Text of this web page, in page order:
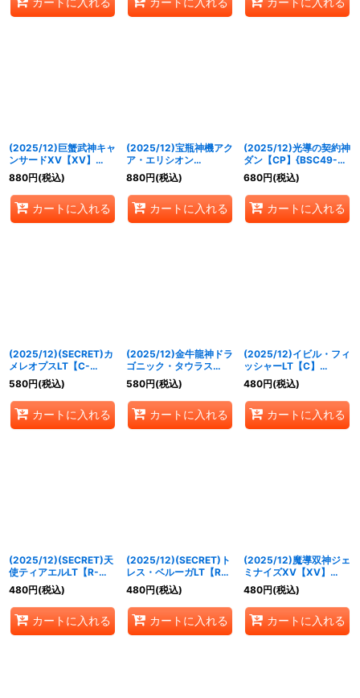
(2025/12)巨蟹武神キャ
ンサードXV【XV】
{BSC49-XV05}《緑》
880円(税込)
カートに入れる
(2025/12)宝瓶神機アク
ア・エリシオン
XV【XV】{BSC49-
XV07}《白》
880円(税込)
カートに入れる
(2025/12)光導の契約神
ダン【CP】{BSC49-
CP02}《多》
680円(税込)
カートに入れる
(2025/12)(SECRET)カ
メレオプスLT【C-
SEC】{BSC49-003}
《赤》
580円(税込)
カートに入れる
(2025/12)金牛龍神ドラ
ゴニック・タウラス
XV【XV】{BSC49-
XV01}《赤》
580円(税込)
カートに入れる
(2025/12)イビル・フィ
ッシャーLT【C】
{BSC49-057}《紫》
480円(税込)
カートに入れる
(2025/12)(SECRET)天
使ティアエルLT【R-
SEC】{BSC49-041}
《黄》
480円(税込)
カートに入れる
(2025/12)(SECRET)ト
レス・ベルーガLT【R-
SEC】{BSC49-074}
《青》
480円(税込)
カートに入れる
(2025/12)魔導双神ジェ
ミナイズXV【XV】
{BSC49-XV10}《黄》
480円(税込)
カートに入れる